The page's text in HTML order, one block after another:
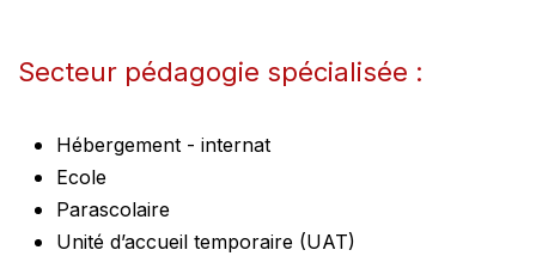
Secteur pédagogie spécialisée :
Hébergement - internat
Ecole
Parascolaire
Unité d’accueil temporaire (UAT)